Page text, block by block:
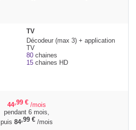
TV
Décodeur (max 3) + application
TV
80 chaines
15 chaines HD
44,99 € /mois
pendant 6 mois,
puis 84,99 €/mois